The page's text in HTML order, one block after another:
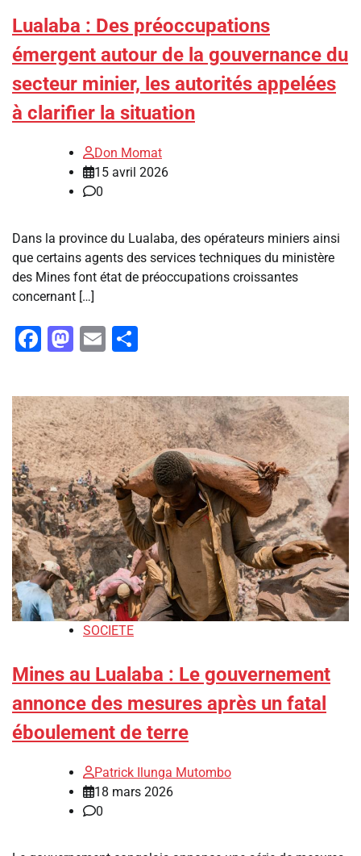
Lualaba : Des préoccupations
émergent autour de la gouvernance du
secteur minier, les autorités appelées
à clarifier la situation
Don Momat
15 avril 2026
0
Dans la province du Lualaba, des opérateurs miniers ainsi
que certains agents des services techniques du ministère
des Mines font état de préoccupations croissantes
concernant […]
Facebook
Mastodon
Email
SOCIETE
Mines au Lualaba : Le gouvernement
annonce des mesures après un fatal
éboulement de terre
Patrick Ilunga Mutombo
18 mars 2026
0